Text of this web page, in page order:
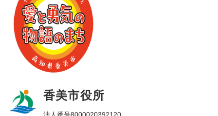
香美市役所